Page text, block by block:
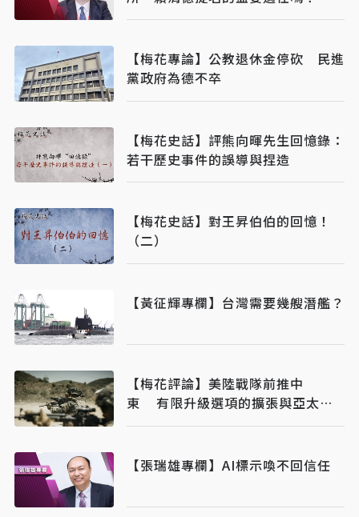
【梅花專論】公教退休金停砍 民進
黨政府為德不卒
【梅花史話】評熊向暉先生回憶錄：
若干歷史事件的誤導與捏造
【梅花史話】對王昇伯伯的回憶！
（二）
【黃征輝專欄】台灣需要幾艘潛艦？
【梅花評論】美陸戰隊前推中
東 有限升級選項的擴張與亞太節
奏變化
【張瑞雄專欄】AI標示喚不回信任